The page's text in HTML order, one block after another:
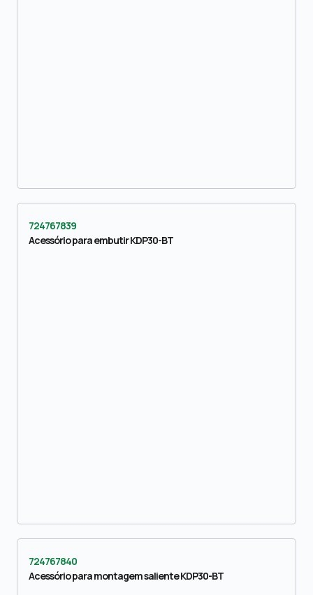
724767839
Acessório para embutir KDP30-BT
724767840
Acessório para montagem saliente KDP30-BT